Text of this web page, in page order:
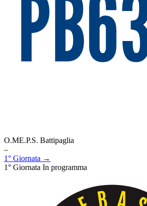
O.ME.P.S. Battipaglia
–
1° Giornata →
1° Giornata In programma